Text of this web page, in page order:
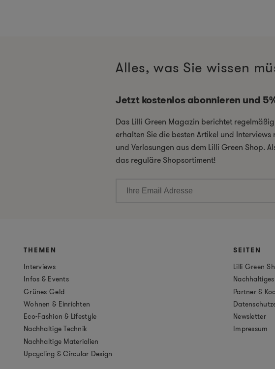
Alles, was Sie wissen
Jetzt kostenlos abonnieren und
Das Lilli Green Magazin berichtet
erhalten Sie die besten Artikel und
und Verlosungen aus dem Lilli Green Shop.
das reguläre Shopsortiment!
THEMEN
Interviews
Infos & Events
Grünes Geld
Wohnen & Einrichten
Eco-Fashion & Lifestyle
Nachhaltige Technik
Nachhaltige Materialien
Upcycling & Circular Design
SEITEN
Lilli Green
Partner &
Newsletter
Impressum